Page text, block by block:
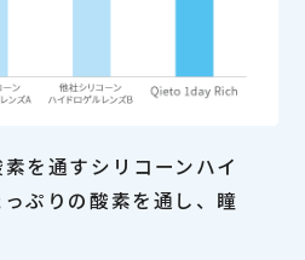
を通すシリコーンハイ
ぷりの酸素を通し、瞳